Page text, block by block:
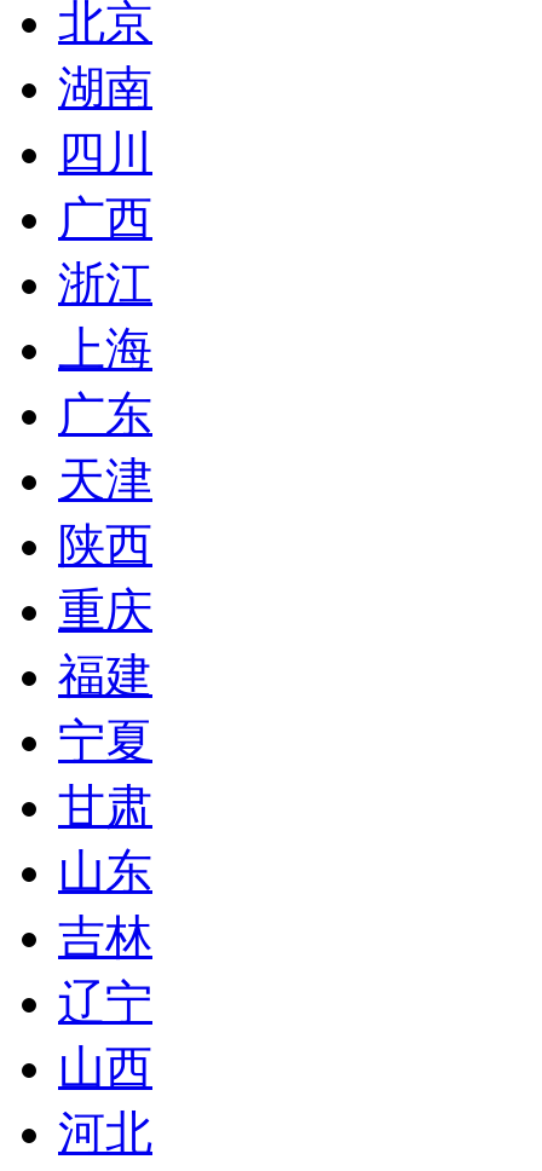
北京
湖南
四川
广西
浙江
上海
广东
天津
陕西
重庆
福建
宁夏
甘肃
山东
吉林
辽宁
山西
河北